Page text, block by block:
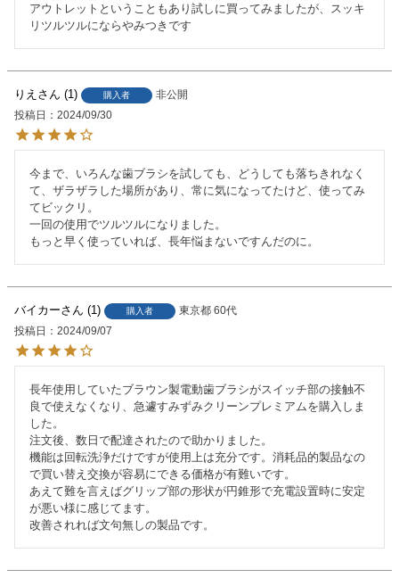
アウトレットということもあり試しに買ってみましたが、スッキ
リツルツルにならやみつきです
りえ 1 購入者
非公開
投稿日
2024/09/30
今まで、いろんな歯ブラシを試しても、どうしても落ちきれなく
て、ザラザラした場所があり、常に気になってたけど、使ってみ
てビックリ。
一回の使用でツルツルになりました。
もっと早く使っていれば、長年悩まないですんだのに。
バイカー 1 購入者 東京都 60代
投稿日
2024/09/07
長年使用していたブラウン製電動歯ブラシがスイッチ部の接触不
良で使えなくなり、急遽すみずみクリーンプレミアムを購入しま
した。
注文後、数日で配達されたので助かりました。
機能は回転洗浄だけですが使用上は充分です。消耗品的製品なの
で買い替え交換が容易にできる価格が有難いです。
あえて難を言えばグリップ部の形状が円錐形で充電設置時に安定
が悪い様に感じてます。
改善されれば文句無しの製品です。